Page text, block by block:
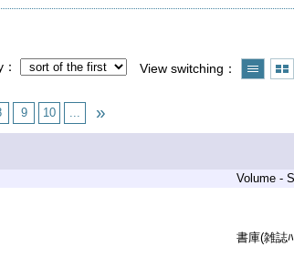
View switching
9 10 ...
Volume -
書庫(雑誌